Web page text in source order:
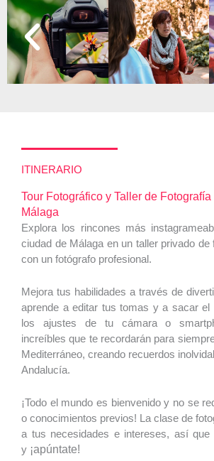
ITINERARIO
Tour Fotográfico y Taller de
Málaga
Explora los rincones más
ciudad de Málaga en un taller privado
con un fotógrafo profesional.
Mejora tus habilidades a través de
aprende a editar tus tomas y a sacar el
los ajustes de tu cámara o
increíbles que te recordarán para
Mediterráneo, creando recuerdos
Andalucía.
¡Todo el mundo es bienvenido y no se
o conocimientos previos! La clase de
a tus necesidades e intereses, así
y ¡apúntate!